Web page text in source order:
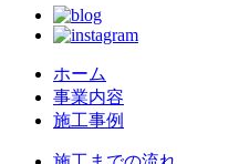
ホーム
事業内容
施工事例